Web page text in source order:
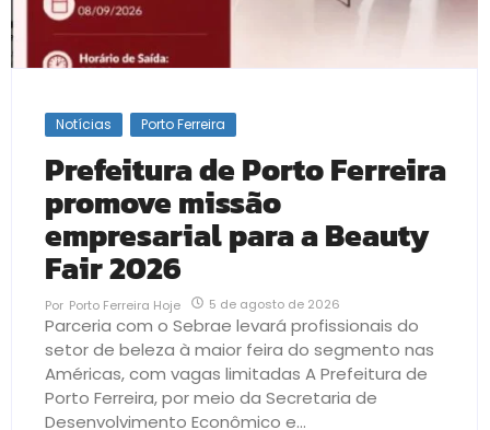
Notícias Porto Ferreira
Prefeitura de Porto Ferreira
promove missão
empresarial para a Beauty
Fair 2026
Por Porto Ferreira Hoje 5 de agosto de 2026
Parceria com o Sebrae levará profissionais do
setor de beleza à maior feira do segmento nas
Américas, com vagas limitadas A Prefeitura de
Porto Ferreira, por meio da Secretaria de
Desenvolvimento Econômico e...